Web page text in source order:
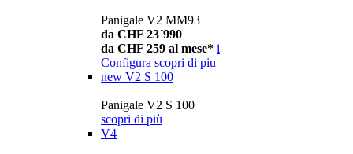
Panigale V2 MM93
da CHF 23´990
da CHF 259 al mese* i
Configura scopri di piu
new V2 S 100
Panigale V2 S 100
scopri di più
V4